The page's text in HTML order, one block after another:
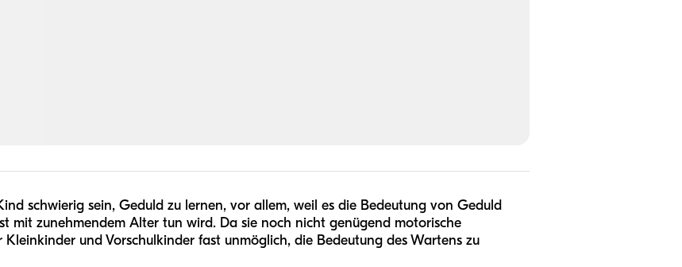
schwierig sein, Geduld zu lernen, vor allem, weil es die Bedeutung von Geduld
mit zunehmendem Alter tun wird. Da sie noch nicht genügend motorische
und Vorschulkinder fast unmöglich, die Bedeutung des Wartens zu